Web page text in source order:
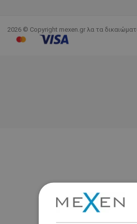
2026 © Copyright mexen.gr λα τα